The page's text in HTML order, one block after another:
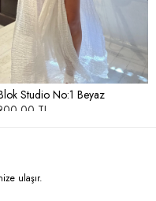
Studio No:1 Beyaz
TL
ulaşır.